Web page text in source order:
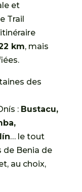
et
Trail
km, mais
des
: Bustacu,
… le tout
de Benia de
au choix,